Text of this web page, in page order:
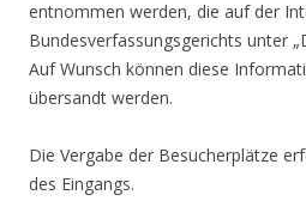
entnommen werden, die auf der
Bundesverfassungsgerichts unter
Auf Wunsch können diese
übersandt werden.
Die Vergabe der Besucherplätze
des Eingangs.